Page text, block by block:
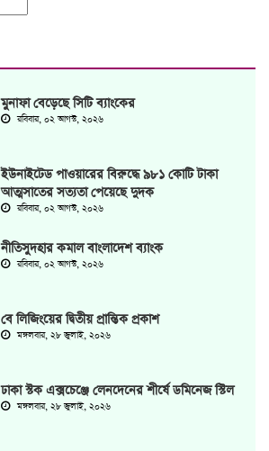
মুনাফা বেড়েছে সিটি ব্যাংকের
রবিবার, ০২ আগস্ট, ২০২৬
ইউনাইটেড পাওয়ারের বিরুদ্ধে ৯৮১ কোটি টাকা
আত্মসাতের সত্যতা পেয়েছে দুদক
রবিবার, ০২ আগস্ট, ২০২৬
‎নীতিসুদহার কমাল বাংলাদেশ ব্যাংক
রবিবার, ০২ আগস্ট, ২০২৬
বে লিজিংয়ের দ্বিতীয় প্রান্তিক প্রকাশ
মঙ্গলবার, ২৮ জুলাই, ২০২৬
ঢাকা স্টক এক্সচেঞ্জে লেনদেনের শীর্ষে ডমিনেজ স্টিল
মঙ্গলবার, ২৮ জুলাই, ২০২৬